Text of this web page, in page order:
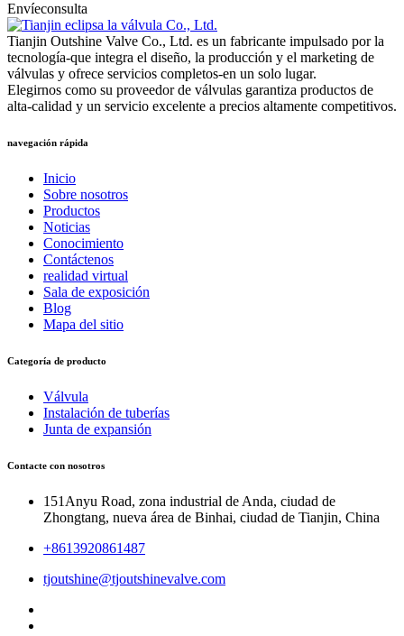
Envíeconsulta
Tianjin Outshine Valve Co., Ltd. es un fabricante impulsado por la
tecnología-que integra el diseño, la producción y el marketing de
válvulas y ofrece servicios completos-en un solo lugar.
Elegirnos como su proveedor de válvulas garantiza productos de
alta-calidad y un servicio excelente a precios altamente competitivos.
navegación rápida
Inicio
Sobre nosotros
Productos
Noticias
Conocimiento
Contáctenos
realidad virtual
Sala de exposición
Blog
Mapa del sitio
Categoría de producto
Válvula
Instalación de tuberías
Junta de expansión
Contacte con nosotros
151Anyu Road, zona industrial de Anda, ciudad de
Zhongtang, nueva área de Binhai, ciudad de Tianjin, China
+8613920861487
tjoutshine@tjoutshinevalve.com